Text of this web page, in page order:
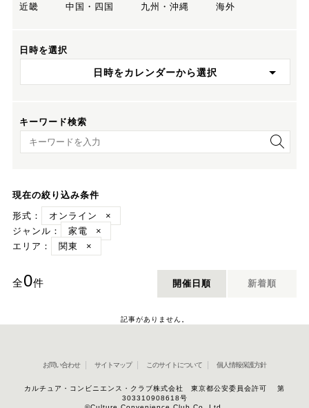
近畿
中国・四国 九州・沖縄 海外
日時を選択
日時をカレンダーから選択
キーワード検索
キーワード検索
現在の絞り込み条件
形式：
オンライン
×
ジャンル：
家電
×
エリア：
関東 ×
全0件 開催日順 新着順
記事がありません。
お問い合わせ サイトマップ このサイトについて 個人情報保護方針
カルチュア・コンビニエンス・クラブ株式会社 東京都公安委員会許可 第
303310908618号